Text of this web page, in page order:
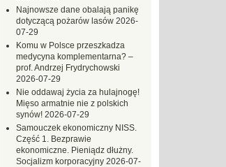
Najnowsze dane obalają panikę
dotyczącą pożarów lasów 2026-
07-29
Komu w Polsce przeszkadza
medycyna komplementarna? –
prof. Andrzej Frydrychowski
2026-07-29
Nie oddawaj życia za hulajnogę!
Mięso armatnie nie z polskich
synów! 2026-07-29
Samouczek ekonomiczny NISS.
Część 1. Bezprawie
ekonomiczne. Pieniądz dłużny.
Socjalizm korporacyjny 2026-07-